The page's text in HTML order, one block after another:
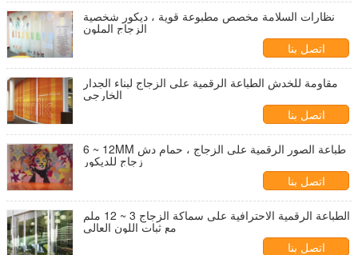
نظارات السلامة مخصص مطبوعة قوية ، ديكور شخصية
الزجاج الملون
اتصل بنا
مقاومة للخدش الطباعة الرقمية على الزجاج لبناء الجدار
الخارجي
اتصل بنا
6 ~ 12MM طباعة الصور الرقمية على الزجاج ، حمام دش
زجاج للديكور
اتصل بنا
الطباعة الرقمية الاحترافية على سماكة الزجاج 3 ~ 12 ملم
مع ثبات اللون العالي
اتصل بنا